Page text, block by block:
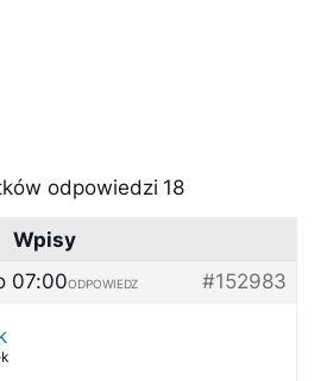
odpowiedzi 18
Wpisy
07:00
#152983
ODPOWIEDZ